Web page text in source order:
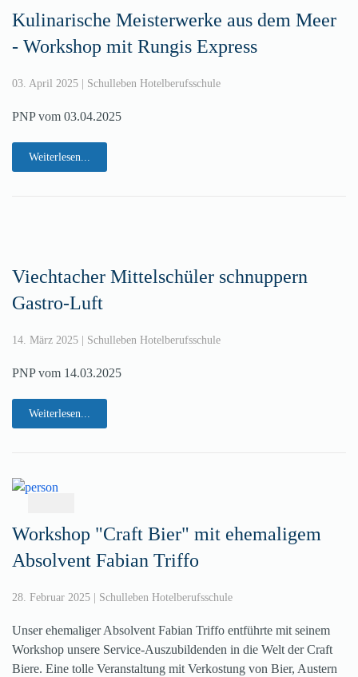
Kulinarische Meisterwerke aus dem Meer
- Workshop mit Rungis Express
03. April 2025 Schulleben Hotelberufsschule
PNP vom 03.04.2025
Weiterlesen...
Viechtacher Mittelschüler schnuppern
Gastro-Luft
14. März 2025 Schulleben Hotelberufsschule
PNP vom 14.03.2025
Weiterlesen...
Workshop "Craft Bier" mit ehemaligem
Absolvent Fabian Triffo
28. Februar 2025 Schulleben Hotelberufsschule
Unser ehemaliger Absolvent Fabian Triffo entführte mit seinem
Workshop unsere Service-Auszubildenden in die Welt der Craft
Biere. Eine tolle Veranstaltung mit Verkostung von Bier, Austern